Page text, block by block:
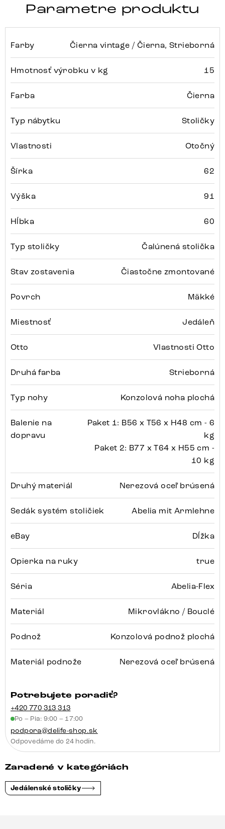
Parametre produktu
Farby Čierna vintage / Čierna, Strieborná
Hmotnosť výrobku v kg 15
Farba Čierna
Typ nábytku Stoličky
Vlastnosti Otočný
Šírka 62
Výška 91
Hĺbka 60
Typ stoličky Čalúnená stolička
Stav zostavenia Čiastočne zmontované
Povrch Mäkké
Miestnosť Jedáleň
Otto Vlastnosti Otto
Druhá farba Strieborná
Typ nohy Konzolová noha plochá
Balenie na
dopravu
Paket 1: B56 x T56 x H48 cm - 6
kg
Paket 2: B77 x T64 x H55 cm -
10 kg
Druhý materiál Nerezová oceľ brúsená
Sedák systém stoličiek Abelia mit Armlehne
eBay Dĺžka
Opierka na ruky true
Séria Abelia-Flex
Materiál Mikrovlákno / Bouclé
Podnož Konzolová podnož plochá
Materiál podnože Nerezová oceľ brúsená
Potrebujete poradiť?
+420 770 313 313
Po – Pia: 9:00 – 17:00
podpora@delife-shop.sk
Odpovedáme do 24 hodín.
Zaradené v kategóriách
Jedálenské stoličky